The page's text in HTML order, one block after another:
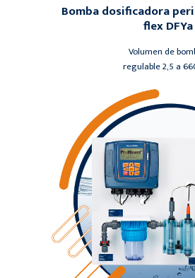
Bomba dosificadora
flex DFYa
Volumen de
regulable 2,5 a